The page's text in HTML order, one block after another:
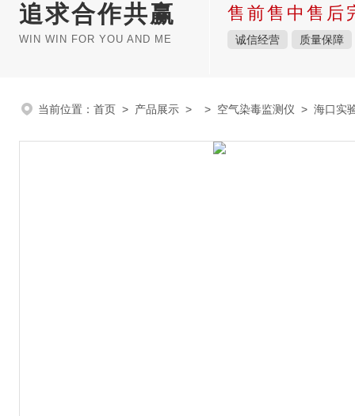
追求合作共赢
WIN WIN FOR YOU AND ME
售前售中售后
诚信经营 质量保障
当前位置： 首页 > 产品展示 > > 空气染毒监测仪 > 海口实